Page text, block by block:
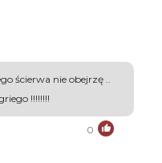
ścierwa nie obejrzę ..
!!!!!!!!
0